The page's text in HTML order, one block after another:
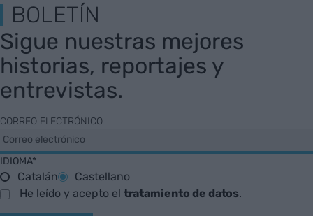
BOLETÍN
Sigue nuestras mejores
historias, reportajes y
entrevistas.
CORREO ELECTRÓNICO
IDIOMA*
Catalán
Castellano
He leído y acepto el tratamiento de datos.